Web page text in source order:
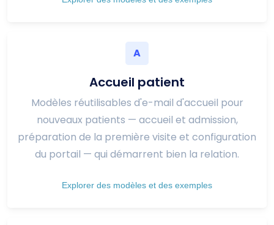
A
Accueil patient
Modèles réutilisables d'e-mail d'accueil pour
nouveaux patients — accueil et admission,
préparation de la première visite et configuration
du portail — qui démarrent bien la relation.
Explorer des modèles et des exemples